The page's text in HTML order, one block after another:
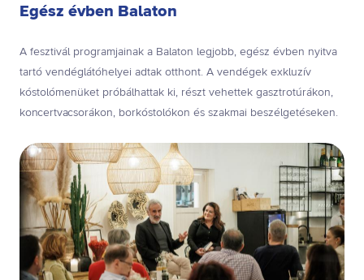
Egész évben Balaton
A fesztivál programjainak a Balaton legjobb, egész évben nyitva
tartó vendéglátóhelyei adtak otthont. A vendégek exkluzív
kóstolómenüket próbálhattak ki, részt vehettek gasztrotúrákon,
koncertvacsorákon, borkóstolókon és szakmai beszélgetéseken.